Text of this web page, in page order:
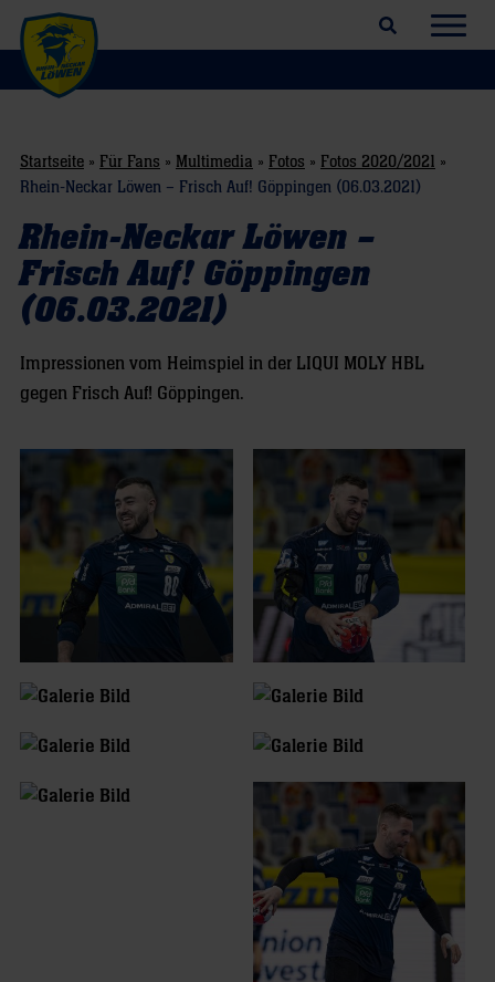
Suchfeld öffnen
Startseite » Für Fans » Multimedia » Fotos » Fotos 2020/2021 »
Rhein-Neckar Löwen – Frisch Auf! Göppingen (06.03.2021)
Rhein-Neckar Löwen –
Frisch Auf! Göppingen
(06.03.2021)
Impressionen vom Heimspiel in der LIQUI MOLY HBL
gegen Frisch Auf! Göppingen.